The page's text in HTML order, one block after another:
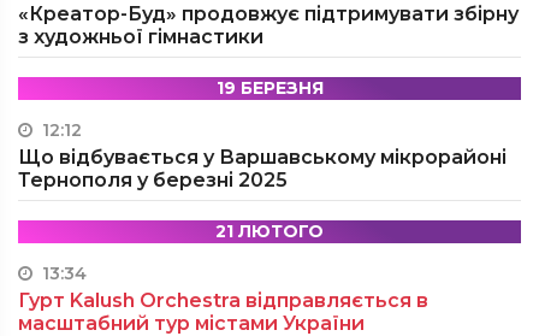
«Креатор-Буд» продовжує підтримувати збірну
з художньої гімнастики
19 БЕРЕЗНЯ
12:12
Що відбувається у Варшавському мікрорайоні
Тернополя у березні 2025
21 ЛЮТОГО
13:34
Гурт Kalush Orchestra відправляється в
масштабний тур містами України